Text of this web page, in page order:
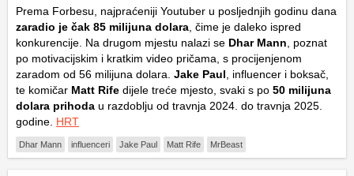
Prema Forbesu, najpraćeniji Youtuber u posljednjih godinu dana
zaradio je čak 85 milijuna dolara, čime je daleko ispred
konkurencije. Na drugom mjestu nalazi se Dhar Mann, poznat
po motivacijskim i kratkim video pričama, s procijenjenom
zaradom od 56 milijuna dolara. Jake Paul, influencer i boksač,
te komičar Matt Rife dijele treće mjesto, svaki s po 50 milijuna
dolara prihoda u razdoblju od travnja 2024. do travnja 2025.
godine. HRT
Dhar Mann influenceri Jake Paul Matt Rife MrBeast